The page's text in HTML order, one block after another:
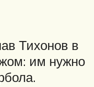
Тихонов в
им нужно